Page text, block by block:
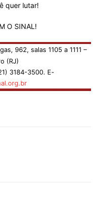
quer lutar!
O SINAL!
962, salas 1105 a 1111 –
(RJ)
3184-3500. E-